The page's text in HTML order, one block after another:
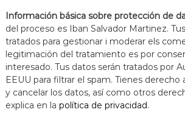
Información básica sobre protección de
del proceso es Iban Salvador Martinez.
tratados para gestionar i moderar els
legitimación del tratamiento es por
interesado. Tus datos serán tratados por
EEUU para filtrar el spam. Tienes
y cancelar los datos, así como otros
explica en la política de privacidad.